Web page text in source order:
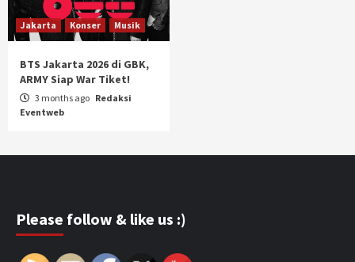
Jakarta Konser Musik
BTS Jakarta 2026 di GBK,
ARMY Siap War Tiket!
3 months ago Redaksi
Eventweb
Please follow & like us :)